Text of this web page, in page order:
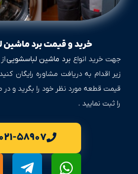
خرید و قیمت برد ماشین
جهت خرید انواع برد ماشین لباسشویی
زیر اقدام به دریافت مشاوره رایگان
قیمت قطعه مورد نظر خود را بگرید و
را ثبت نمایید .
۰۲۱-